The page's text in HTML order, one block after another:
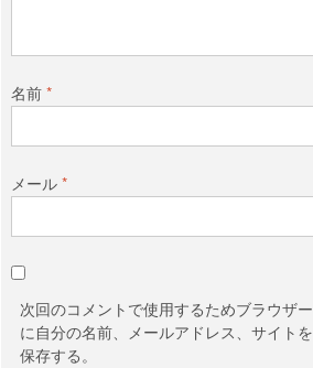
名前*
メール*
次回のコメントで使用するためブラウザー
に自分の名前、メールアドレス、サイトを
保存する。